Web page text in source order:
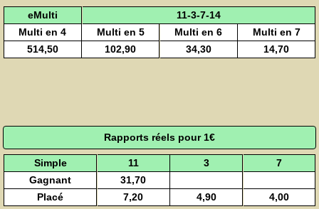
eMulti
11-3-7-14
Multi en 4
Multi en 5 Multi en 6
Multi en 7
514,50
102,90 34,30 14,70
Rapports réels pour 1€
Simple 11 3
7
Gagnant
31,70
Placé
7,20 4,90 4,00